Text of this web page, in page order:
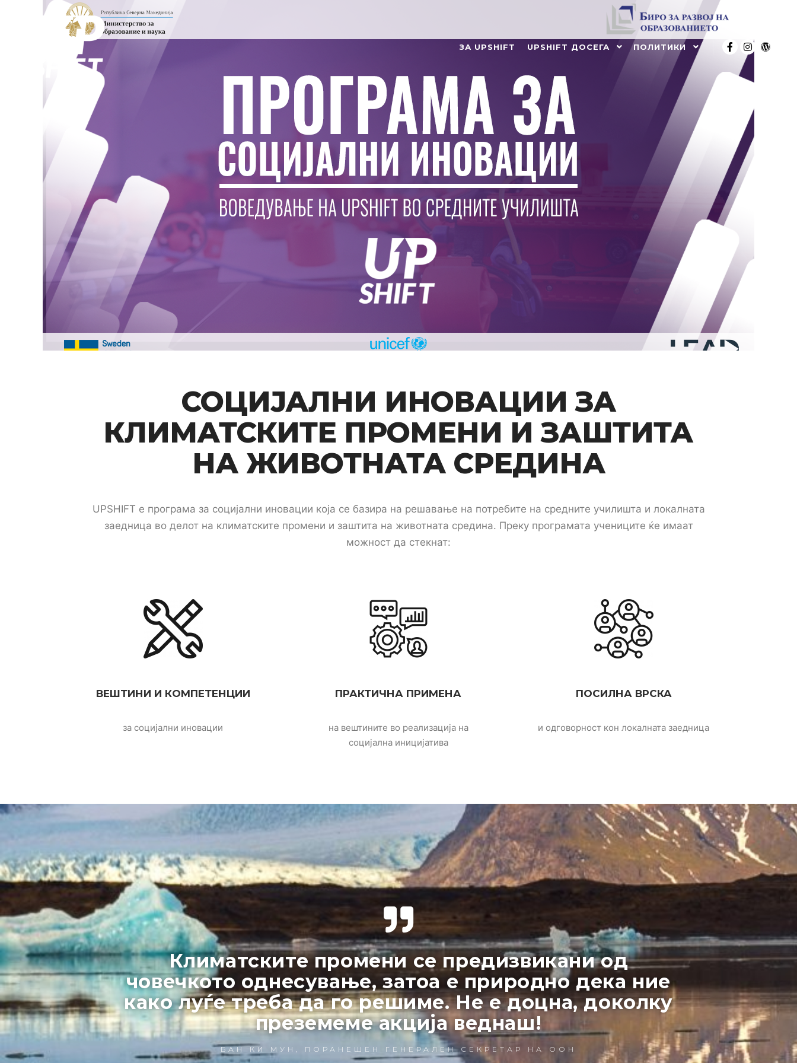
ЗА UPSHIFT UPSHIFT ДОСЕГА ПОЛИТИКИ
СОЦИЈАЛНИ ИНОВАЦИИ ЗА
КЛИМАТСКИТЕ ПРОМЕНИ И ЗАШТИТА
НА ЖИВОТНАТА СРЕДИНА
UPSHIFT е програма за социјални иновации која се базира на решавање на потребите на средните училишта и локалната
заедница во делот на климатските промени и заштита на животната средина. Преку програмата учениците ќе имаат
можност да стекнат:
ВЕШТИНИ И КОМПЕТЕНЦИИ
за социјални иновации
ПРАКТИЧНА ПРИМЕНА
на вештините во реализација на
социјална иницијатива
ПОСИЛНА ВРСКА
и одговорност кон локалната заедница
Климатските промени се предизвикани од
човечкото однесување, затоа е природно дека ние
како луѓе треба да го решиме. Не е доцна, доколку
преземеме акција веднаш!
БАН КИ МУН, ПОРАНЕШЕН ГЕНЕРАЛЕН СЕКРЕТАР НА ООН